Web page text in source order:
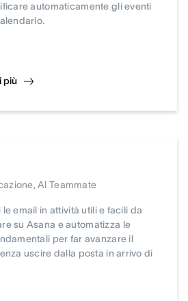
automaticamente gli eventi
più
AI Teammate
email in attività utili e facili da
su Asana e automatizza le
per far avanzare il
uscire dalla posta in arrivo di